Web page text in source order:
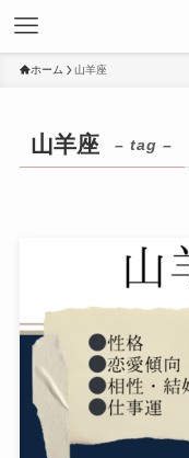
ホーム 山羊座
山羊座 – tag –